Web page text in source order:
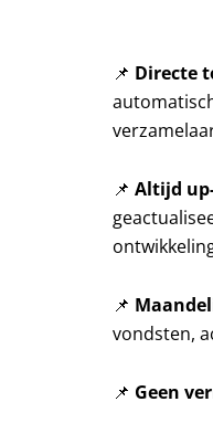
📌 Directe
📌 Altijd
📌
vondsten,
📌 Geen